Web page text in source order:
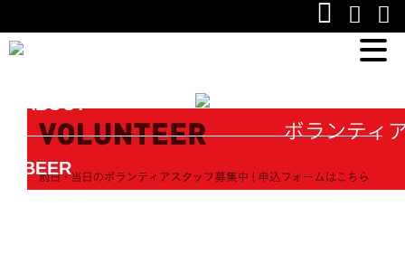
×
ABOUT
BEER